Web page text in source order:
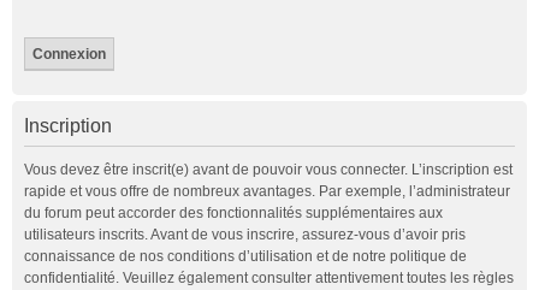
Inscription
Vous devez être inscrit(e) avant de pouvoir vous connecter. L’inscription est
rapide et vous offre de nombreux avantages. Par exemple, l’administrateur
du forum peut accorder des fonctionnalités supplémentaires aux
utilisateurs inscrits. Avant de vous inscrire, assurez-vous d’avoir pris
connaissance de nos conditions d’utilisation et de notre politique de
confidentialité. Veuillez également consulter attentivement toutes les règles